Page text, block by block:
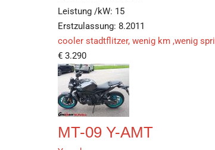
Leistung /kW: 15
Erstzulassung: 8.2011
cooler stadtflitzer, wenig km ,wenig
€ 3.290
MT-09 Y-AMT